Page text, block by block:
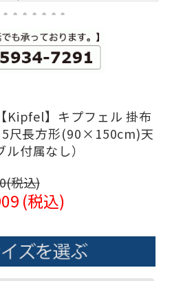
Kipfel】キプフェル 掛布
5尺長方形(90×150cm)天
付属なし）
(税込)
(税込)